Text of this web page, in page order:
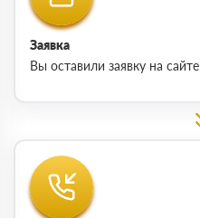
Заявка
Вы оставили заявку на сайте